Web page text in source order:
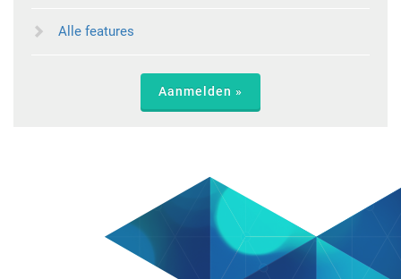
Alle features
Aanmelden »